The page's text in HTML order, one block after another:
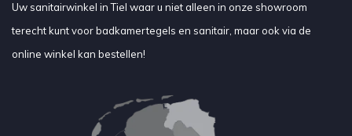
Uw sanitairwinkel in Tiel waar u niet alleen in onze showroom
terecht kunt voor badkamertegels en sanitair, maar ook via de
online winkel kan bestellen!